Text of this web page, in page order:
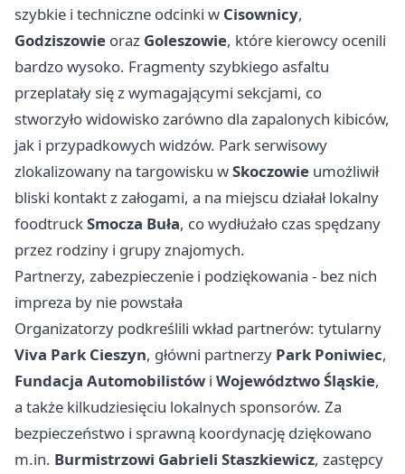
szybkie i techniczne odcinki w Cisownicy,
Godziszowie oraz Goleszowie, które kierowcy ocenili
bardzo wysoko. Fragmenty szybkiego asfaltu
przeplatały się z wymagającymi sekcjami, co
stworzyło widowisko zarówno dla zapalonych kibiców,
jak i przypadkowych widzów. Park serwisowy
zlokalizowany na targowisku wSkoczowie umożliwił
bliski kontakt z załogami, a na miejscu działał lokalny
foodtruckSmocza Buła, co wydłużało czas spędzany
przez rodziny i grupy znajomych.
Partnerzy, zabezpieczenie i podziękowania - bez nich
impreza by nie powstała
Organizatorzy podkreślili wkład partnerów: tytularny
Viva Park Cieszyn, główni partnerzy Park Poniwiec,
Fundacja Automobilistów i Województwo Śląskie,
a także kilkudziesięciu lokalnych sponsorów. Za
bezpieczeństwo i sprawną koordynację dziękowano
m.in. Burmistrzowi Gabrieli Staszkiewicz, zastępcy